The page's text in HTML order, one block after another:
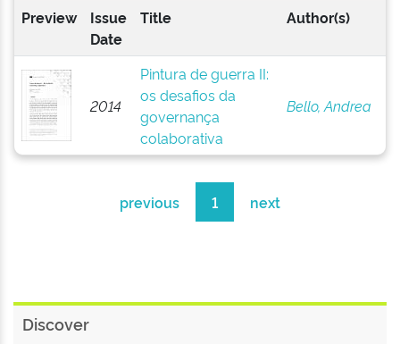
Preview
Issue
Date
Title Author(s)
2014
Pintura de guerra II:
os desafios da
governança
colaborativa
Bello, Andrea
previous 1 next
Discover